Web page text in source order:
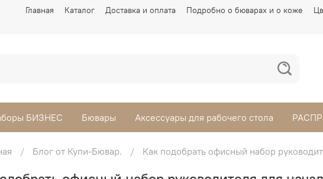
Главная Каталог Доставка и оплата Подробно о бюварах и о коже
БИЗНЕС Бювары Аксессуары для рабочего стола
Блог от Купи-Бювар. Как подобрать офисный набор